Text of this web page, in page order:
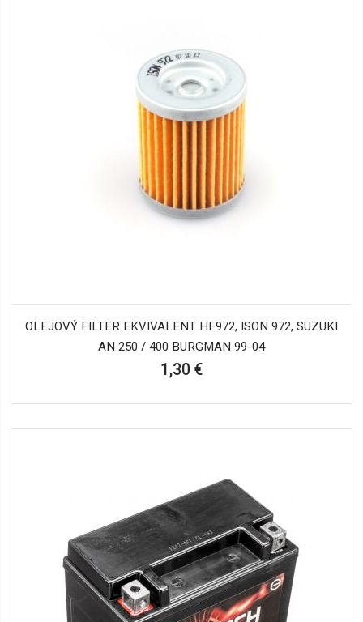
OLEJOVÝ FILTER EKVIVALENT HF972, ISON 972, SUZUKI
AN 250 / 400 BURGMAN 99-04
1,30 €